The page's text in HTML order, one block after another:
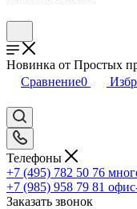
Новинка от Простых
Сравнение0
Телефоны
+7 (495) 782 50 76
+7 (985) 958 79 81
Заказать звонок